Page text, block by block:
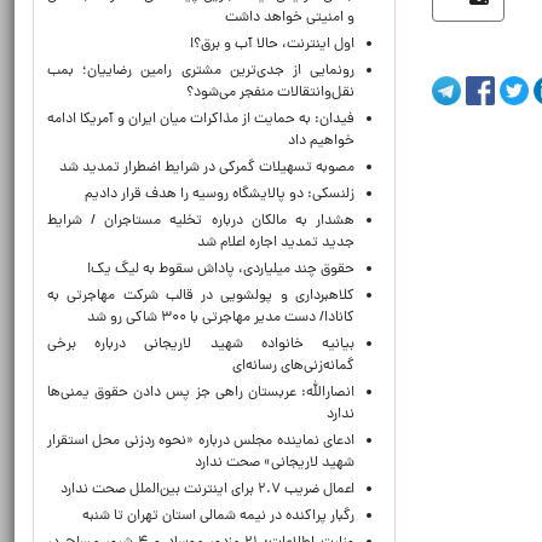
و امنیتی خواهد داشت
اول اینترنت، حالا آب و برق؟!
رونمایی از جدی‌ترین مشتری رامین رضاییان؛ بمب
نقل‌وانتقالات منفجر می‌شود؟
فیدان: به حمایت از مذاکرات میان ایران و آمریکا ادامه
خواهیم داد
مصوبه تسهیلات گمرکی در شرایط اضطرار تمدید شد
زلنسکی: دو پالایشگاه روسیه را هدف قرار دادیم
هشدار به مالکان درباره تخلیه مستاجران / شرایط
جدید تمدید اجاره اعلام شد
حقوق چند میلیاردی، پاداش سقوط به لیگ یک!
کلاهبرداری و پولشویی در قالب شرکت مهاجرتی به
کانادا/ دست مدیر مهاجرتی با ۳۰۰ شاکی رو شد
بیانیه خانواده شهید لاریجانی درباره برخی
گمانه‌زنی‌های رسانه‌ای
انصارالله: عربستان راهی جز پس دادن حقوق یمنی‌ها
ندارد
ادعای نماینده مجلس درباره «نحوه ردزنی محل استقرار
شهید لاریجانی» صحت ندارد
اعمال ضریب ۲.۷ برای اینترنت بین‌الملل صحت ندارد
رگبار پراکنده در نیمه شمالی استان تهران تا شنبه